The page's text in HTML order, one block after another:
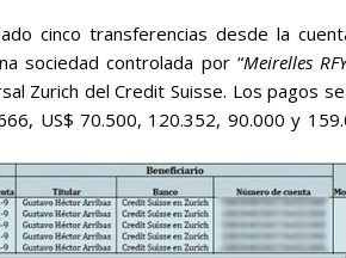
cinco transferencias desde la
sociedad controlada por “Meirelles
Zurich del Credit Suisse. Los pagos
US$ 70.500, 120.352, 90.000 y